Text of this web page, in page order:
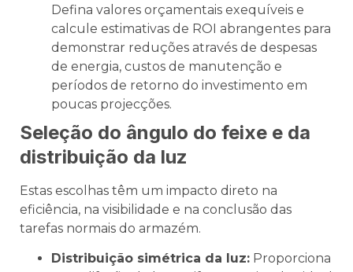
Defina valores orçamentais exequíveis e
calcule estimativas de ROI abrangentes para
demonstrar reduções através de despesas
de energia, custos de manutenção e
períodos de retorno do investimento em
poucas projecções.
Seleção do ângulo do feixe e da
distribuição da luz
Estas escolhas têm um impacto direto na
eficiência, na visibilidade e na conclusão das
tarefas normais do armazém.
Distribuição simétrica da luz: Proporciona